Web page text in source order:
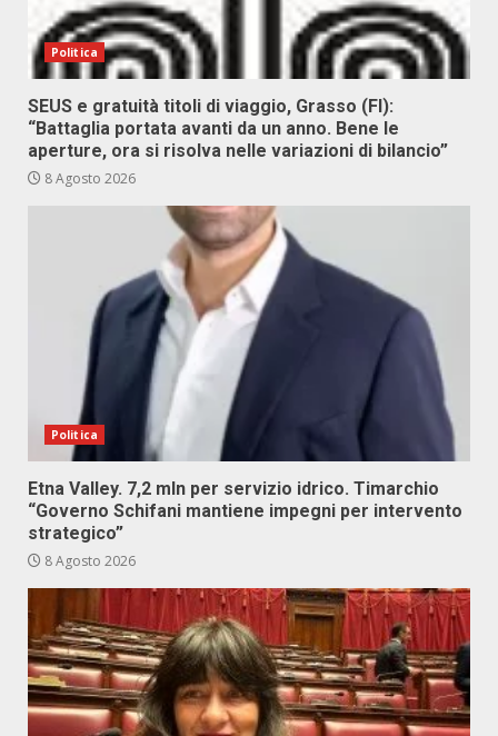
Politica
SEUS e gratuità titoli di viaggio, Grasso (FI):
“Battaglia portata avanti da un anno. Bene le
aperture, ora si risolva nelle variazioni di bilancio”
8 Agosto 2026
Politica
Etna Valley. 7,2 mln per servizio idrico. Timarchio
“Governo Schifani mantiene impegni per intervento
strategico”
8 Agosto 2026